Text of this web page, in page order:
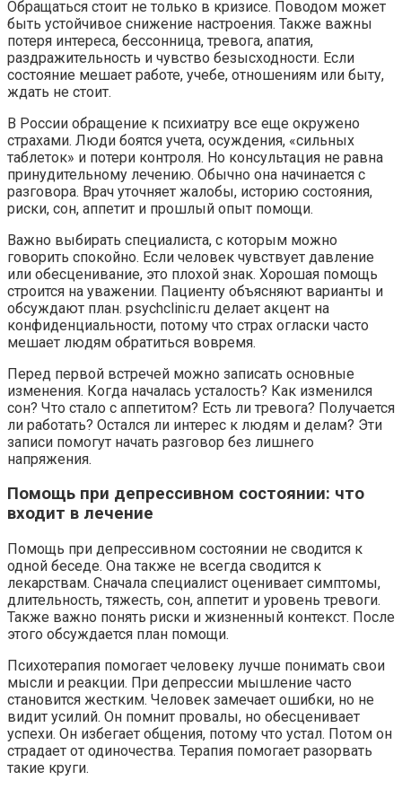
Обращаться стоит не только в кризисе. Поводом может
быть устойчивое снижение настроения. Также важны
потеря интереса, бессонница, тревога, апатия,
раздражительность и чувство безысходности. Если
состояние мешает работе, учебе, отношениям или быту,
ждать не стоит.
В России обращение к психиатру все еще окружено
страхами. Люди боятся учета, осуждения, «сильных
таблеток» и потери контроля. Но консультация не равна
принудительному лечению. Обычно она начинается с
разговора. Врач уточняет жалобы, историю состояния,
риски, сон, аппетит и прошлый опыт помощи.
Важно выбирать специалиста, с которым можно
говорить спокойно. Если человек чувствует давление
или обесценивание, это плохой знак. Хорошая помощь
строится на уважении. Пациенту объясняют варианты и
обсуждают план. psychclinic.ru делает акцент на
конфиденциальности, потому что страх огласки часто
мешает людям обратиться вовремя.
Перед первой встречей можно записать основные
изменения. Когда началась усталость? Как изменился
сон? Что стало с аппетитом? Есть ли тревога? Получается
ли работать? Остался ли интерес к людям и делам? Эти
записи помогут начать разговор без лишнего
напряжения.
Помощь при депрессивном состоянии: что
входит в лечение
Помощь при депрессивном состоянии не сводится к
одной беседе. Она также не всегда сводится к
лекарствам. Сначала специалист оценивает симптомы,
длительность, тяжесть, сон, аппетит и уровень тревоги.
Также важно понять риски и жизненный контекст. После
этого обсуждается план помощи.
Психотерапия помогает человеку лучше понимать свои
мысли и реакции. При депрессии мышление часто
становится жестким. Человек замечает ошибки, но не
видит усилий. Он помнит провалы, но обесценивает
успехи. Он избегает общения, потому что устал. Потом он
страдает от одиночества. Терапия помогает разорвать
такие круги.